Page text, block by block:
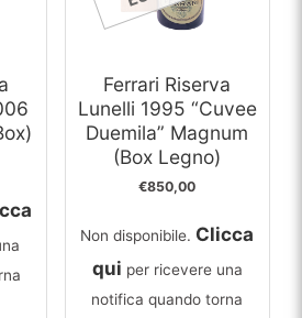
Ferrari Riserva
Lunelli 1995 “Cuvee
Duemila” Magnum
(Box Legno)
€850,00
Non disponibile. Clicca
qui per ricevere una
notifica quando torna